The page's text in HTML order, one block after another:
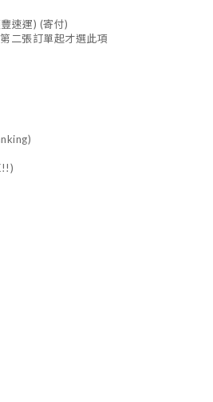
速運) (寄付)
二張訂單起才選此項